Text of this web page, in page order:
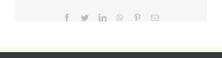
Facebook
TwitterLinkedInWhatsApp
PinterestEmail